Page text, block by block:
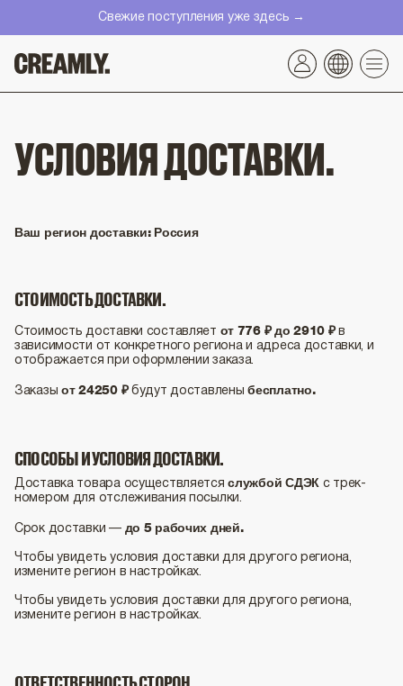
Перейти
к
контенту
Свежие поступления уже здесь →
УСЛОВИЯ ДОСТАВКИ.
Ваш регион доставки: Россия
СТОИМОСТЬ ДОСТАВКИ.
Стоимость доставки составляет от 776 ₽ до 2910 ₽в
зависимости от конкретного региона и адреса доставки, и
отображается при оформлении заказа.
Заказыот 24250 ₽будут доставленыбесплатно.
СПОСОБЫ И УСЛОВИЯ ДОСТАВКИ.
Доставка товара осуществляетсяслужбой СДЭКс трек-
номером для отслеживания посылки.
Срок доставки — до 5 рабочих дней.
Чтобы увидеть условия доставки для другого региона,
измените регион в настройках.
Чтобы увидеть условия доставки для другого региона,
измените регион в настройках.